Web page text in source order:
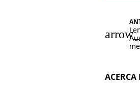
a
e
ACERCA